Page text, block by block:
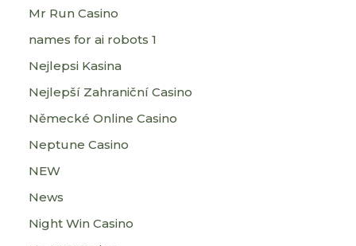
Mr Run Casino
names for ai robots 1
Nejlepsi Kasina
Nejlepší Zahraniční Casino
Německé Online Casino
Neptune Casino
NEW
News
Night Win Casino